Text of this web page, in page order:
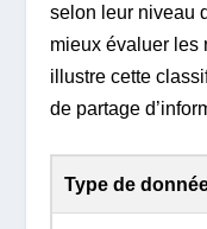
selon leur niveau
mieux évaluer les
illustre cette
de partage
Type de